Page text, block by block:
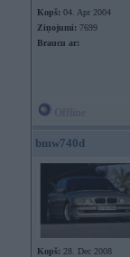
Kopš: 04. Apr 2004
Ziņojumi: 7699
Braucu ar:
bmw740d
Kopš: 28. Dec 2008